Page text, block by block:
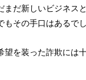
まだ新しいビジネス
その手口はあるでし
望を装った詐欺には